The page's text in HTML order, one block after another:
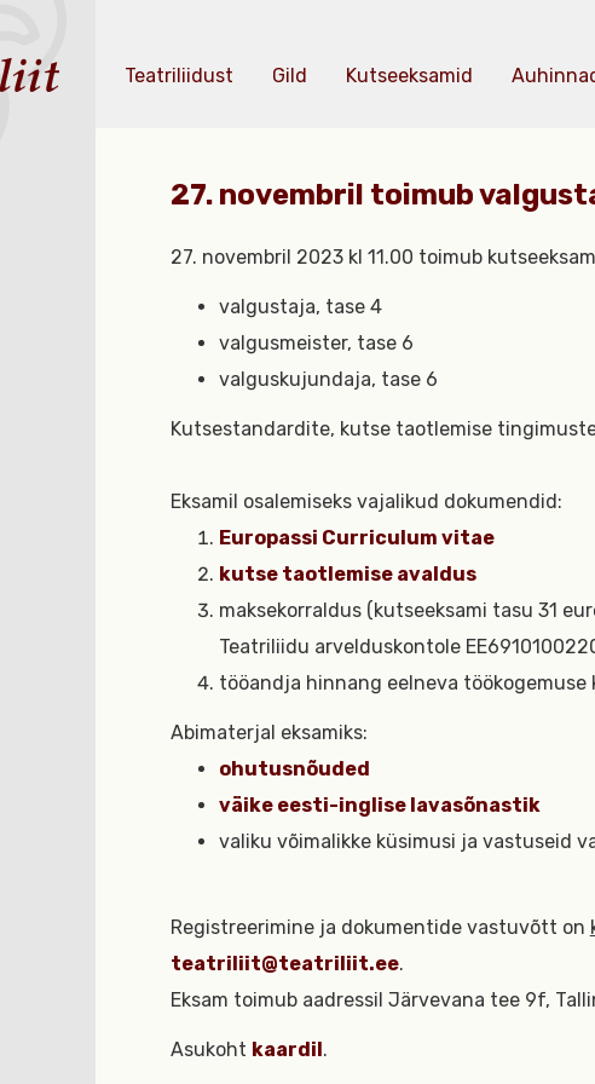
Teatriliidust Gild Kutseeksamid
27. novembril toimub
27. novembril 2023 kl 11.00 toimub
valgustaja, tase 4
valgusmeister, tase 6
valguskujundaja, tase 6
Kutsestandardite, kutse taotlemise
Eksamil osalemiseks vajalikud dokumendid:
Europassi Curriculum vitae
kutse taotlemise avaldus
maksekorraldus (kutseeksami tasu 31
Teatriliidu arvelduskontole
tööandja hinnang eelneva töökogemuse
Abimaterjal eksamiks:
ohutusnõuded
väike eesti-inglise lavasõnastik
valiku võimalikke küsimusi ja vastuseid
Registreerimine ja dokumentide vastuvõtt on
teatriliit@teatriliit.ee.
Eksam toimub aadressil Järvevana tee 9f,
Asukoht kaardil.